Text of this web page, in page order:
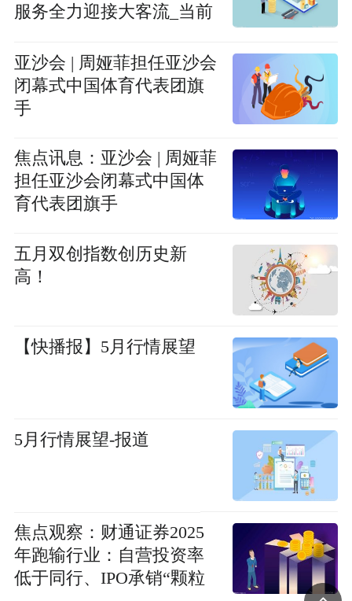
服务全力迎接大客流_当前
亚沙会 | 周娅菲担任亚沙会
闭幕式中国体育代表团旗
手
焦点讯息：亚沙会 | 周娅菲
担任亚沙会闭幕式中国体
育代表团旗手
五月双创指数创历史新
高！
【快播报】5月行情展望
5月行情展望-报道
焦点观察：财通证券2025
年跑输行业：自营投资率
低于同行、IPO承销“颗粒